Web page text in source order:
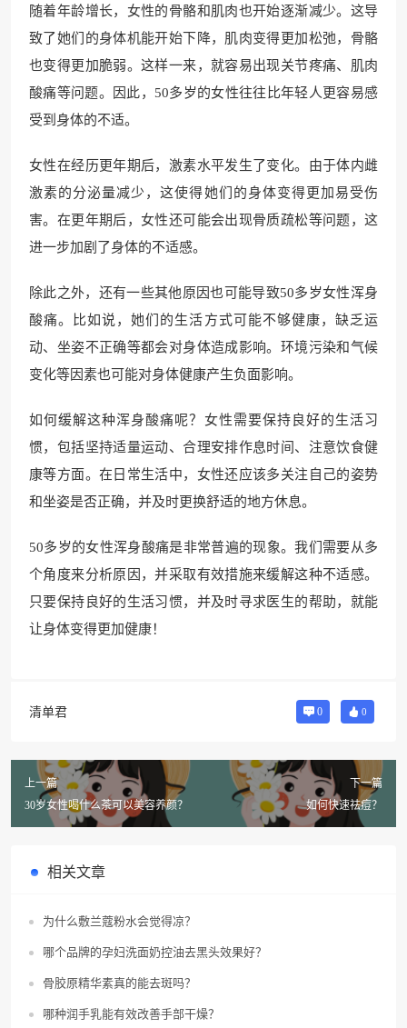
随着年龄增长，女性的骨骼和肌肉也开始逐渐减少。这导
致了她们的身体机能开始下降，肌肉变得更加松弛，骨骼
也变得更加脆弱。这样一来，就容易出现关节疼痛、肌肉
酸痛等问题。因此，50多岁的女性往往比年轻人更容易感
受到身体的不适。
女性在经历更年期后，激素水平发生了变化。由于体内雌
激素的分泌量减少，这使得她们的身体变得更加易受伤
害。在更年期后，女性还可能会出现骨质疏松等问题，这
进一步加剧了身体的不适感。
除此之外，还有一些其他原因也可能导致50多岁女性浑身
酸痛。比如说，她们的生活方式可能不够健康，缺乏运
动、坐姿不正确等都会对身体造成影响。环境污染和气候
变化等因素也可能对身体健康产生负面影响。
如何缓解这种浑身酸痛呢？女性需要保持良好的生活习
惯，包括坚持适量运动、合理安排作息时间、注意饮食健
康等方面。在日常生活中，女性还应该多关注自己的姿势
和坐姿是否正确，并及时更换舒适的地方休息。
50多岁的女性浑身酸痛是非常普遍的现象。我们需要从多
个角度来分析原因，并采取有效措施来缓解这种不适感。
只要保持良好的生活习惯，并及时寻求医生的帮助，就能
让身体变得更加健康！
清单君 0 0
上一篇
30岁女性喝什么茶可以美容养颜？
下一篇
如何快速祛痘？
相关文章
为什么敷兰蔻粉水会觉得凉？
哪个品牌的孕妇洗面奶控油去黑头效果好？
骨胶原精华素真的能去斑吗？
哪种润手乳能有效改善手部干燥？